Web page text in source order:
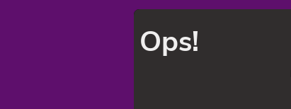
Ops!